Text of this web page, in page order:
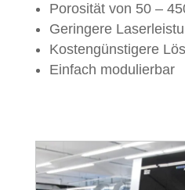
Porosität von 50 –
Geringere
Kostengünstigere
Einfach modulierbar